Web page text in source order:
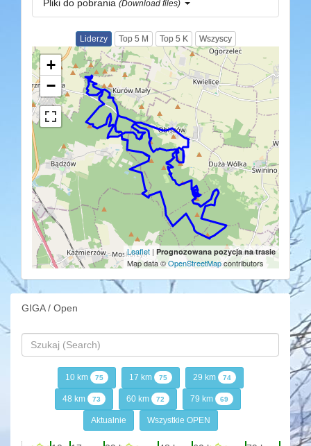
Pliki do pobrania (Download files)
Liderzy Top 5 M Top 5 K Wszyscy
+
−
Leaflet | Prognozowana pozycja na trasie
Map data ©OpenStreetMapcontributors
GIGA / Open
10 km 75 17 km 75 29 km 74
48 km 73 60 km 72 79 km 69
Aktualnie Wszystkie OPEN